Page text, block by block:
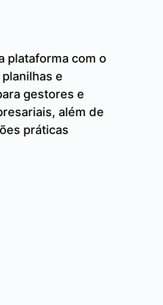
plataforma com o
e
gestores e
além de
práticas